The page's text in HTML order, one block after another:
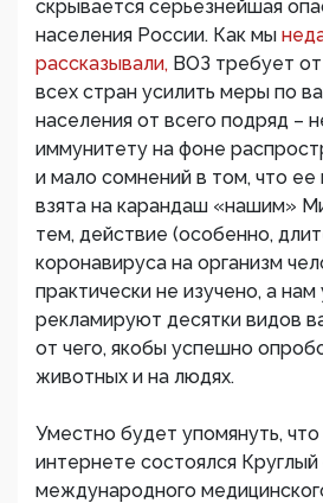
скрывается серьезнейшая
населения России. Как мы
рассказывали, ВОЗ требует
всех стран усилить меры по
населения от всего подряд –
иммунитету на фоне
и мало сомнений в том, что
взята на карандаш «нашим»
тем, действие (особенно,
коронавируса на организм
практически не изучено, а
рекламируют десятки видов
от чего, якобы успешно
животных и на людях.
Уместно будет упомянуть, что
интернете состоялся Круглый
международного